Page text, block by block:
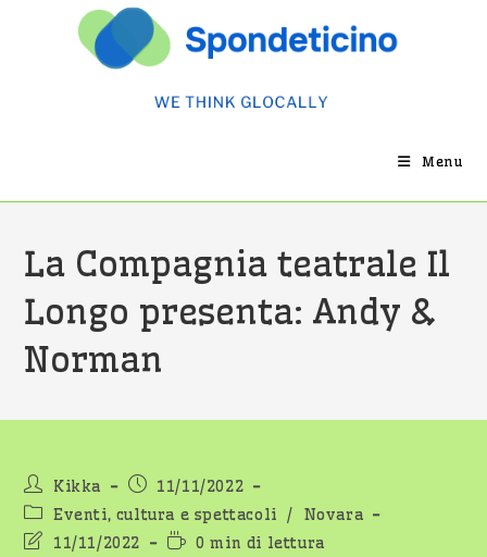
Menu
La Compagnia teatrale Il
Longo presenta: Andy &
Norman
Autore
dell'articolo:
Kikka
Articolo
pubblicato:
11/11/2022
Categoria
dell'articolo:
Eventi, cultura e spettacoli /
Novara
Ultima11/11/2022
Tempo0 min di lettura